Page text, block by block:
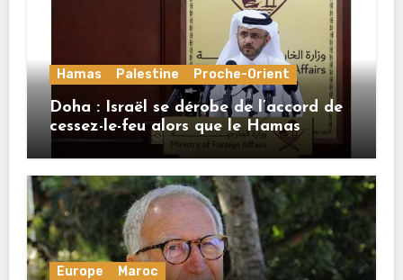
Hamas Palestine Proche-Orient
Doha : Israël se dérobe de l’accord de
cessez-le-feu alors que le Hamas
honore ses engagements
Europe Maroc